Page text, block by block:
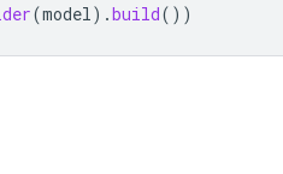
(model).build())